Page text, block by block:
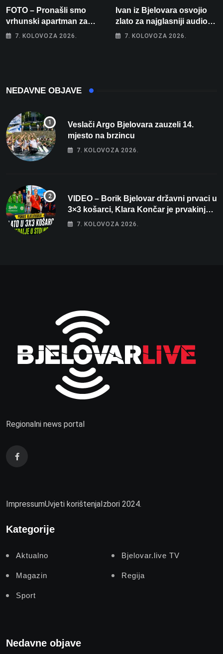
FOTO – Pronašli smo
vrhunski apartman za
odmor: Pogled na more, tri
7. KOLOVOZA 2026.
Ivan iz Bjelovara osvojio
zlato za najglasniji audio
sustav i srušio osobni
7. KOLOVOZA 2026.
NEDAVNE OBJAVE
Veslači Argo Bjelovara zauzeli 14.
mjesto na brzincu
7. KOLOVOZA 2026.
VIDEO – Borik Bjelovar državni prvaci u
3×3 košarci, Klara Končar je prvakinja
Hrvatske u stolnom tenisu!
7. KOLOVOZA 2026.
Regionalni news portal
ImpressumUvjeti korištenja Izbori 2024.
Kategorije
Aktualno Bjelovar.live TV
Magazin Regija
Sport
Nedavne objave